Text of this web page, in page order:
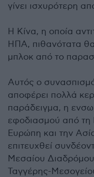
γίνει ισχυρότερη
Η Κίνα, η οποία
ΗΠΑ, πιθανότατα
μπλοκ από το
Αυτός ο
αποφέρει πολλά
παράδειγμα, η
εφοδιασμού από τη
Ευρώπη και την
επιτευχθεί
Μεσαίου Διαδρόμου
Ταγγέρης-